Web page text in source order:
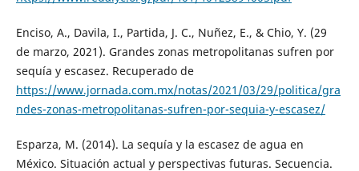
Enciso, A., Davila, I., Partida, J. C., Nuñez, E., & Chio, Y. (29
de marzo, 2021). Grandes zonas metropolitanas sufren por
sequía y escasez. Recuperado de
https://www.jornada.com.mx/notas/2021/03/29/politica/gra
ndes-zonas-metropolitanas-sufren-por-sequia-y-escasez/
Esparza, M. (2014). La sequía y la escasez de agua en
México. Situación actual y perspectivas futuras. Secuencia.